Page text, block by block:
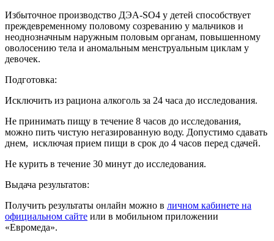
Избыточное производство ДЭА-SO4 у детей способствует
преждевременному половому созреванию у мальчиков и
неоднозначным наружным половым органам, повышенному
оволосению тела и аномальным менструальным циклам у
девочек.
Подготовка:
Исключить из рациона алкоголь за 24 часа до исследования.
Не принимать пищу в течение 8 часов до исследования,
можно пить чистую негазированную воду. Допустимо сдавать
днем, исключая прием пищи в срок до 4 часов перед сдачей.
Не курить в течение 30 минут до исследования.
Выдача результатов:
Получить результаты онлайн можно в личном кабинете на
официальном сайте или в мобильном приложении
«Евромеда».